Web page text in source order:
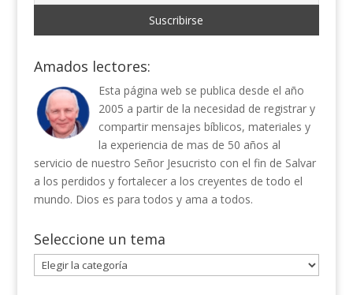
Amados lectores:
Esta página web se publica desde el año
2005 a partir de la necesidad de registrar y
compartir mensajes bíblicos, materiales y
la experiencia de mas de 50 años al
servicio de nuestro Señor Jesucristo con el fin de Salvar
a los perdidos y fortalecer a los creyentes de todo el
mundo. Dios es para todos y ama a todos.
Seleccione un tema
Seleccione
un